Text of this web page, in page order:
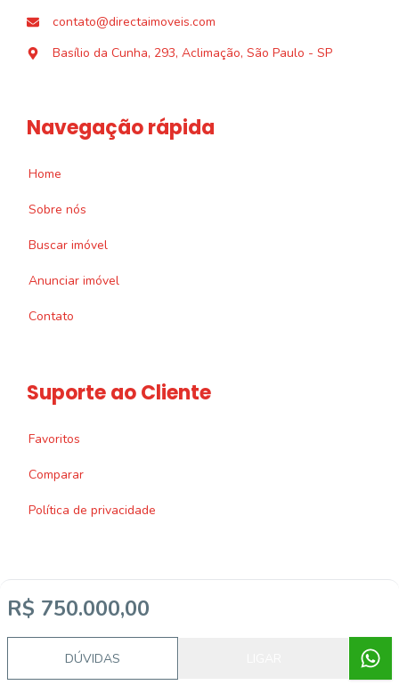
R$ 750.000,00
DÚVIDAS
contato@directaimoveis.com
Basílio da Cunha, 293, Aclimação, São Paulo - SP
Navegação rápida
Home
Sobre nós
Buscar imóvel
Anunciar imóvel
Contato
Suporte ao Cliente
Favoritos
Comparar
Política de privacidade
Imobiliária Certificada:
Selo de Tecnologia Loft